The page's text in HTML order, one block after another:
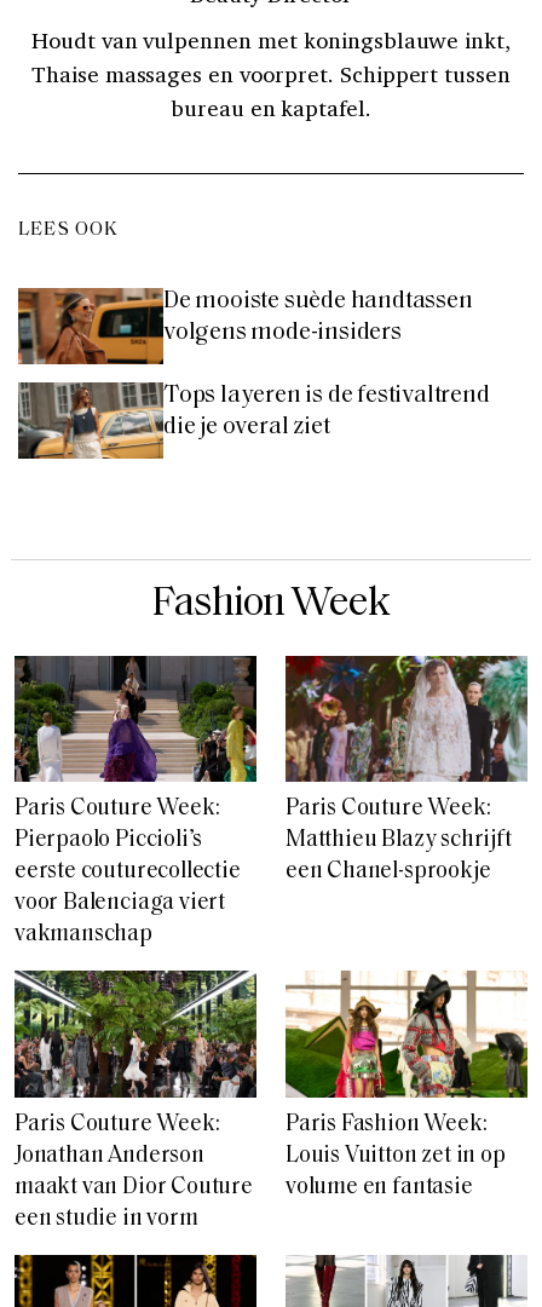
Houdt van vulpennen met koningsblauwe inkt,
Thaise massages en voorpret. Schippert tussen
bureau en kaptafel.
LEES OOK
De mooiste suède handtassen
volgens mode-insiders
Tops layeren is de festivaltrend
die je overal ziet
Fashion Week
Paris Couture Week:
Pierpaolo Piccioli’s
eerste couturecollectie
voor Balenciaga viert
vakmanschap
Paris Couture Week:
Matthieu Blazy schrijft
een Chanel-sprookje
Paris Couture Week:
Jonathan Anderson
maakt van Dior Couture
een studie in vorm
Paris Fashion Week:
Louis Vuitton zet in op
volume en fantasie